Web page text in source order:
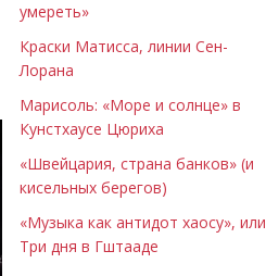
умереть»
Краски Матисса, линии Сен-
Лорана
Марисоль: «Море и солнце» в
Кунстхаусе Цюриха
«Швейцария, страна банков» (и
кисельных берегов)
«Музыка как антидот хаосу», или
Три дня в Гштааде